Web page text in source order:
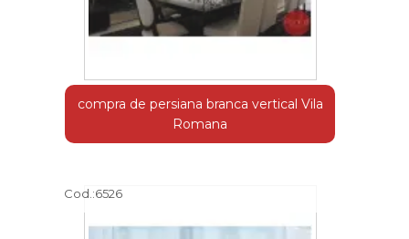
compra de persiana branca vertical Vila
Romana
Cod.:6526